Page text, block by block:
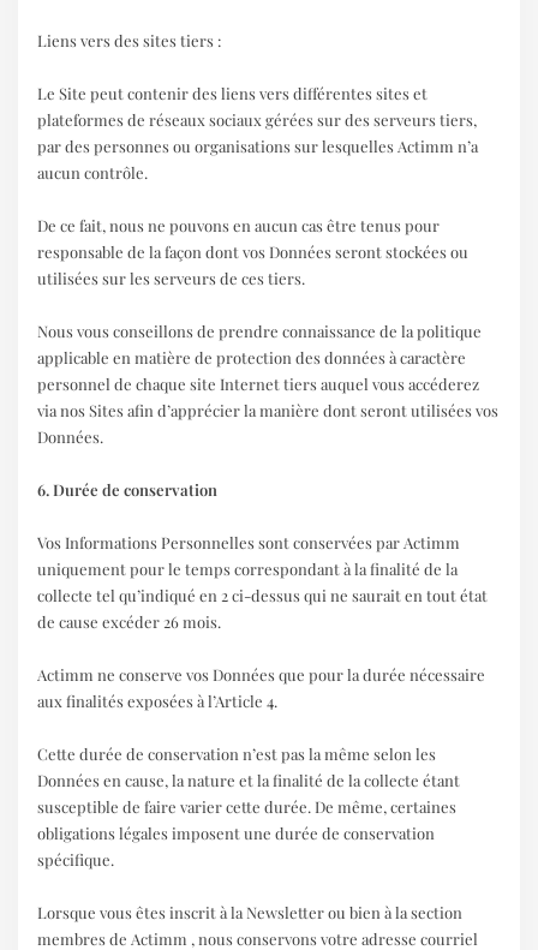
Liens vers des sites tiers :
Le Site peut contenir des liens vers différentes sites et
plateformes de réseaux sociaux gérées sur des serveurs tiers,
par des personnes ou organisations sur lesquelles Actimm n’a
aucun contrôle.
De ce fait, nous ne pouvons en aucun cas être tenus pour
responsable de la façon dont vos Données seront stockées ou
utilisées sur les serveurs de ces tiers.
Nous vous conseillons de prendre connaissance de la politique
applicable en matière de protection des données à caractère
personnel de chaque site Internet tiers auquel vous accéderez
via nos Sites afin d’apprécier la manière dont seront utilisées vos
Données.
6. Durée de conservation
Vos Informations Personnelles sont conservées par Actimm
uniquement pour le temps correspondant à la finalité de la
collecte tel qu’indiqué en 2 ci-dessus qui ne saurait en tout état
de cause excéder 26 mois.
Actimm ne conserve vos Données que pour la durée nécessaire
aux finalités exposées à l’Article 4.
Cette durée de conservation n’est pas la même selon les
Données en cause, la nature et la finalité de la collecte étant
susceptible de faire varier cette durée. De même, certaines
obligations légales imposent une durée de conservation
spécifique.
Lorsque vous êtes inscrit à la Newsletter ou bien à la section
membres de Actimm , nous conservons votre adresse courriel